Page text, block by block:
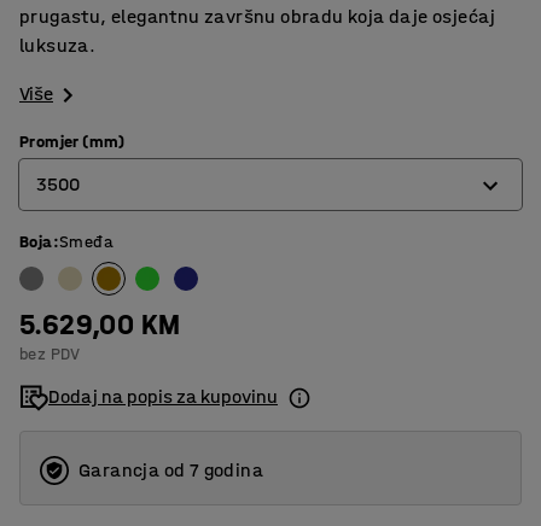
prugastu, elegantnu završnu obradu koja daje osjećaj
luksuza.
Više
Promjer (mm)
3500
2000
2500
3000
3500
Boja:Smeđa
5.629,00 KM
bez PDV
Dodaj na popis za kupovinu
Garancja od 7 godina